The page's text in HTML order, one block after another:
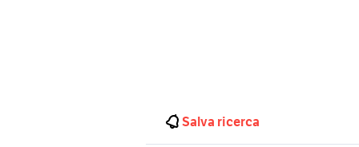
Salva ricerca